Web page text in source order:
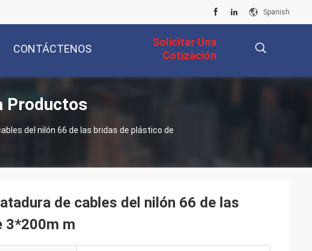
Spanish
CONTÁCTENOS
Solicitar Una
Cotización
Productos
del nilón 66 de las bridas de plástico de
de cables del nilón 66 de las
3*200m m